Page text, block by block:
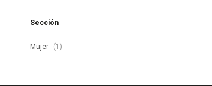
Sección
Mujer (1)